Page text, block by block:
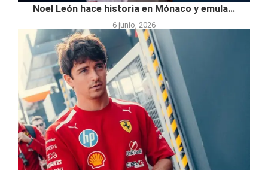
Noel León hace historia en Mónaco y emula...
6 junio, 2026